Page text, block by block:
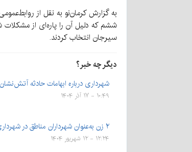
سیرجان انتخاب کردند.
دیگر چه خبر؟
شهرداری درباره ابهامات حادثه
۱۰:۴۹ - ۱۷ آذر ۱۴۰۴
۲ زن به‌عنوان شهرداران مناطق در شهرداری سیرجان منصوب شدند
۱۲:۲۴ - ۱۲ شهریور ۱۴۰۴